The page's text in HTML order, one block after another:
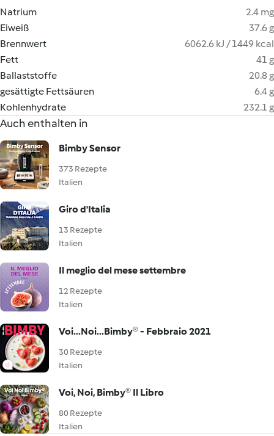
Natrium
2.4 mg
Eiweiß
37.6 g
Brennwert
6062.6 kJ / 1449 kcal
Fett
41 g
Ballaststoffe
20.8 g
gesättigte Fettsäuren
6.4 g
Kohlenhydrate
232.1 g
Auch enthalten in
Bimby Sensor
373 Rezepte
Italien
Giro d'Italia
13 Rezepte
Italien
Il meglio del mese settembre
12 Rezepte
Italien
Voi...Noi...Bimby® - Febbraio 2021
30 Rezepte
Italien
Voi, Noi, Bimby® Il Libro
80 Rezepte
Italien